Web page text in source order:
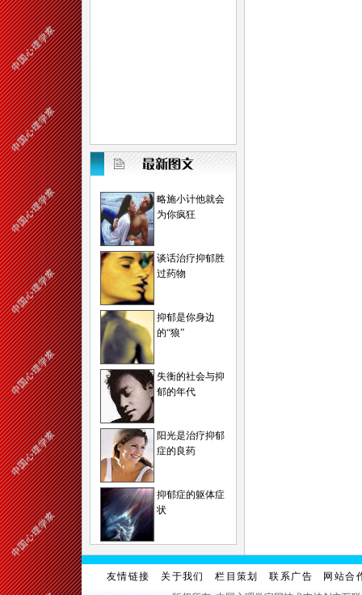
略施小计他就会
为你疯狂
谈话治疗抑郁胜
过药物
抑郁是你身边
的“狼”
失衡的社会与抑
郁的年代
阳光是治疗抑郁
症的良药
抑郁症的躯体症
状
友情链接 关于我们 栏目策划 联系广告
网站合